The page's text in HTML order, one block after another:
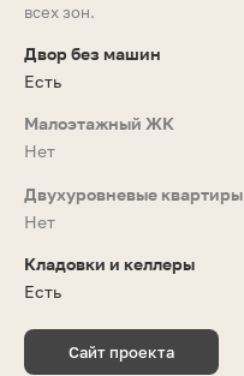
всех зон.
Двор без машин
Есть
Малоэтажный ЖК
Нет
Двухуровневые квартиры
Нет
Кладовки и келлеры
Есть
Сайт проекта